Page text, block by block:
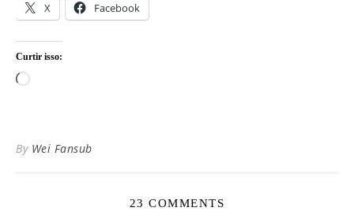
X Facebook
Curtir isso:
Carregando...
By Wei Fansub
23 COMMENTS